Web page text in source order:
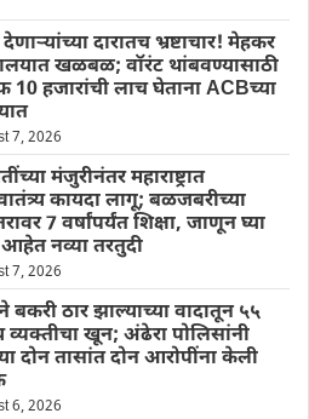
दारातच भ्रष्टाचार! मेहकर
खळबळ; वॉरंट थांबवण्यासाठी
10 हजारांची लाच घेताना ACBच्या
7, 2026
मंजुरीनंतर महाराष्ट्रात
कायदा लागू; बळजबरीच्या
7 वर्षांपर्यंत शिक्षा, जाणून घ्या
नव्या तरतुदी
7, 2026
बकरी ठार झाल्याच्या वादातून ५५
व्यक्तीचा खून; अंढेरा पोलिसांनी
दोन तासांत दोन आरोपींना केली
6, 2026